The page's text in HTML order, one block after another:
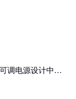
调电源设计中的